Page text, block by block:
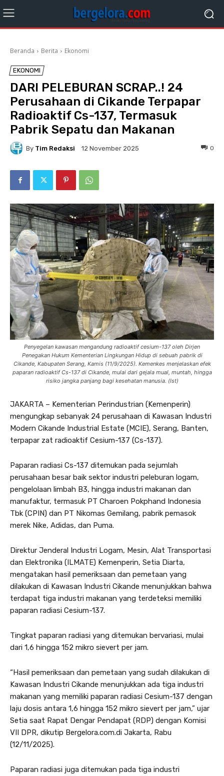
Beranda Berita Ekonomi
EKONOMI
DARI PELEBURAN SCRAP..! 24
Perusahaan di Cikande Terpapar
Radioaktif Cs-137, Termasuk
Pabrik Sepatu dan Makanan
By Tim Redaksi 12 November 2025 0
Penyegelan kawasan mengandung radioaktif cesium-137 oleh Dirjen
Penegakan Hukum Kementerian Lingkungan Hidup di sebuah pabrik di
Cikande, Kabupaten Serang, Kamis (11/9/2025). Kemenkes menjelaskan efek
paparan radioaktif Cs-137 di Cikande, mulai dari gejala mual, muntah, hingga
risiko jangka panjang bagi kesehatan manusia. (Ist)
JAKARTA – Kementerian Perindustrian (Kemenperin)
mengungkap sebanyak 24 perusahaan di Kawasan Industri
Modern Cikande Industrial Estate (MCIE), Serang, Banten,
terpapar zat radioaktif Cesium-137 (Cs-137).
Paparan radiasi Cs-137 ditemukan pada sejumlah
perusahaan besar baik sektor industri peleburan logam,
pengelolaan limbah B3, hingga industri makanan dan
manufaktur, termasuk PT Charoen Pokphand Indonesia
Tbk (CPIN) dan PT Nikomas Gemilang, pabrik pemasok
merek Nike, Adidas, dan Puma.
Direktur Jenderal Industri Logam, Mesin, Alat Transportasi
dan Elektronika (ILMATE) Kemenperin, Setia Diarta,
mengatakan hasil pemeriksaan dan pemetaan yang
dilakukan di Kawasan Industri Cikande menunjukkan bahwa
terdapat tiga industri makanan yang terdeteksi memiliki
paparan radiasi Cesium-137.
Tingkat paparan radiasi yang ditemukan bervariasi, mulai
dari 1,6 hingga 152 mikro sievert per jam.
“Hasil pemeriksaan dan pemetaan yang sudah dilakukan di
Kawasan Industri Cikande menunjukkan ada tiga industri
makanan yang memiliki paparan radiasi Cesium-137 dengan
laju dosis antara 1,6 hingga 152 mikro sievert per jam,” ujar
Setia saat Rapat Dengar Pendapat (RDP) dengan Komisi
VII DPR, dikutip Bergelora.com.di Jakarta, Rabu
(12/11/2025).
Paparan radiasi juga ditemukan pada tiga industri